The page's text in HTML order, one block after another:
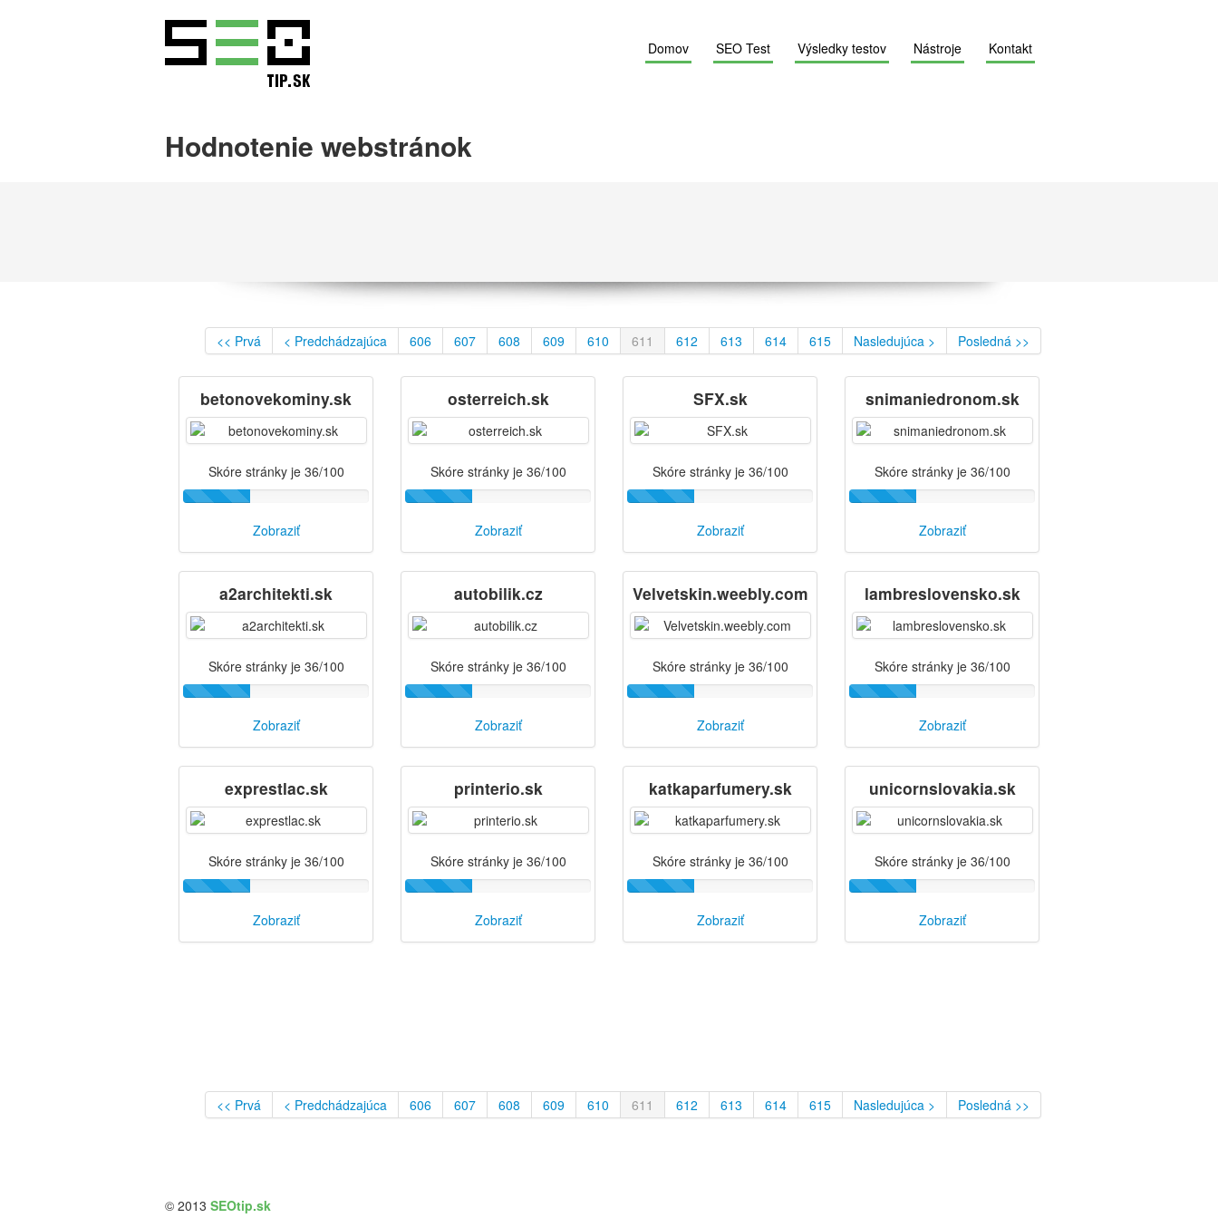
Domov SEO Test Výsledky testov Nástroje Kontakt
Hodnotenie webstránok
<< Prvá < Predchádzajúca 606 607 608 609 610 611 612 613 614 615 Nasledujúca > Posledná >>
betonovekominy.sk
Skóre stránky je 36/100
Zobraziť
osterreich.sk
Skóre stránky je 36/100
Zobraziť
SFX.sk
Skóre stránky je 36/100
Zobraziť
snimaniedronom.sk
Skóre stránky je 36/100
Zobraziť
a2architekti.sk
Skóre stránky je 36/100
Zobraziť
autobilik.cz
Skóre stránky je 36/100
Zobraziť
Velvetskin.weebly.com
Skóre stránky je 36/100
Zobraziť
lambreslovensko.sk
Skóre stránky je 36/100
Zobraziť
exprestlac.sk
Skóre stránky je 36/100
Zobraziť
printerio.sk
Skóre stránky je 36/100
Zobraziť
katkaparfumery.sk
Skóre stránky je 36/100
Zobraziť
unicornslovakia.sk
Skóre stránky je 36/100
Zobraziť
<< Prvá < Predchádzajúca 606 607 608 609 610 611 612 613 614 615 Nasledujúca > Posledná >>
© 2013 SEOtip.sk